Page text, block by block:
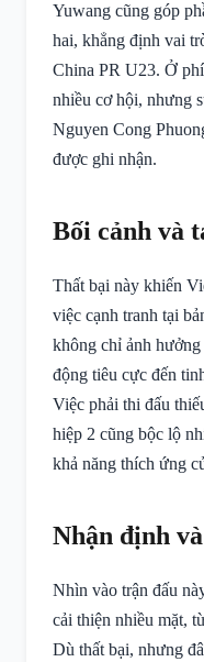
Yuwang cũng góp
hai, khẳng định vai
China PR U23. Ở
nhiều cơ hội, nhưng
Nguyen Cong
được ghi nhận.
Bối cảnh và
Thất bại này khiến
việc cạnh tranh tại
không chỉ ảnh
động tiêu cực đến
Việc phải thi đấu
hiệp 2 cũng bộc lộ
khả năng thích ứng
Nhận định
Nhìn vào trận đấu
cải thiện nhiều mặt,
Dù thất bại, nhưng